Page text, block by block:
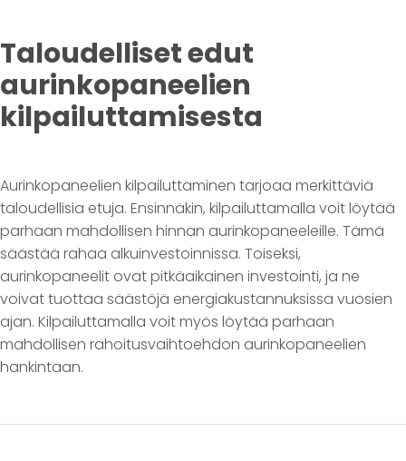
Taloudelliset edut
aurinkopaneelien
kilpailuttamisesta
Aurinkopaneelien kilpailuttaminen tarjoaa merkittäviä
taloudellisia etuja. Ensinnäkin, kilpailuttamalla voit löytää
parhaan mahdollisen hinnan aurinkopaneeleille. Tämä
säästää rahaa alkuinvestoinnissa. Toiseksi,
aurinkopaneelit ovat pitkäaikainen investointi, ja ne
voivat tuottaa säästöjä energiakustannuksissa vuosien
ajan. Kilpailuttamalla voit myös löytää parhaan
mahdollisen rahoitusvaihtoehdon aurinkopaneelien
hankintaan.